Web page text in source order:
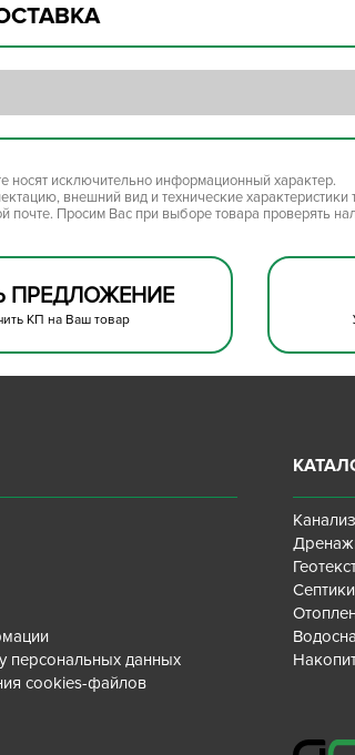
носят исключительно информационный характер.
внешний вид и технические
Просим Вас при выборе товара проверять
ПРЕДЛОЖЕНИЕ
КП на Ваш товар
персональных данных
cookies-файлов
Септики